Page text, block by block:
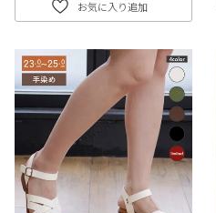
お気に入り追加